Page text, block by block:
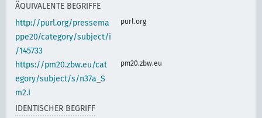
ÄQUIVALENTE BEGRIFFE
http://purl.org/pressema
ppe20/category/subject/i
/145733
purl.org
https://pm20.zbw.eu/cat
egory/subject/s/n37a_S
m2.I
pm20.zbw.eu
IDENTISCHER BEGRIFF